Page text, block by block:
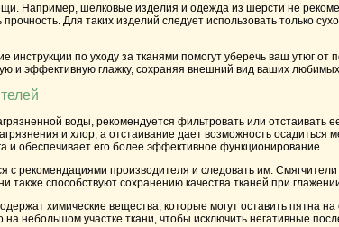
Например, шелковые изделия и одежда из шерсти не
Для таких изделий следует использовать только
по уходу за тканями помогут уберечь ваш утюг от
и эффективную глажку, сохраняя внешний вид ваших
воды, рекомендуется фильтровать или отстаивать
и хлор, а отстаивание дает возможность осадиться
и обеспечивает его более эффективное функционирование.
с рекомендациями производителя и следовать им.
также способствуют сохранению качества тканей при
химические вещества, которые могут оставить пятна
небольшом участке ткани, чтобы исключить негативные